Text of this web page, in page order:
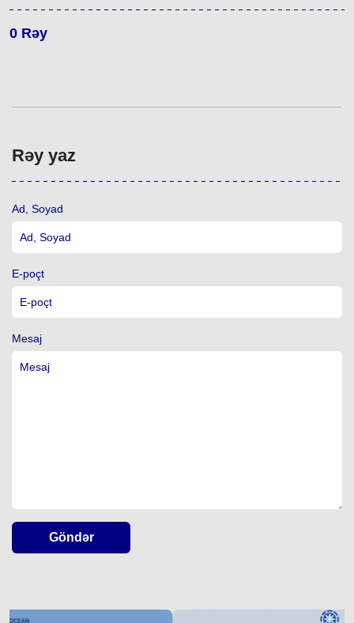
0 Rəy
Rəy yaz
Ad, Soyad
E-poçt
Mesaj
Göndər